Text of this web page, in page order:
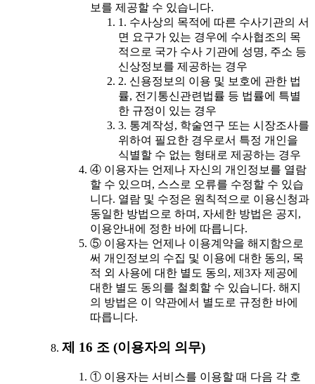
보를 제공할 수 있습니다.
1. 수사상의 목적에 따른 수사기관의 서
면 요구가 있는 경우에 수사협조의 목
적으로 국가 수사 기관에 성명, 주소 등
신상정보를 제공하는 경우
2. 신용정보의 이용 및 보호에 관한 법
률, 전기통신관련법률 등 법률에 특별
한 규정이 있는 경우
3. 통계작성, 학술연구 또는 시장조사를
위하여 필요한 경우로서 특정 개인을
식별할 수 없는 형태로 제공하는 경우
④ 이용자는 언제나 자신의 개인정보를 열람
할 수 있으며, 스스로 오류를 수정할 수 있습
니다. 열람 및 수정은 원칙적으로 이용신청과
동일한 방법으로 하며, 자세한 방법은 공지,
이용안내에 정한 바에 따릅니다.
⑤ 이용자는 언제나 이용계약을 해지함으로
써 개인정보의 수집 및 이용에 대한 동의, 목
적 외 사용에 대한 별도 동의, 제3자 제공에
대한 별도 동의를 철회할 수 있습니다. 해지
의 방법은 이 약관에서 별도로 규정한 바에
따릅니다.
제 16 조 (이용자의 의무)
① 이용자는 서비스를 이용할 때 다음 각 호